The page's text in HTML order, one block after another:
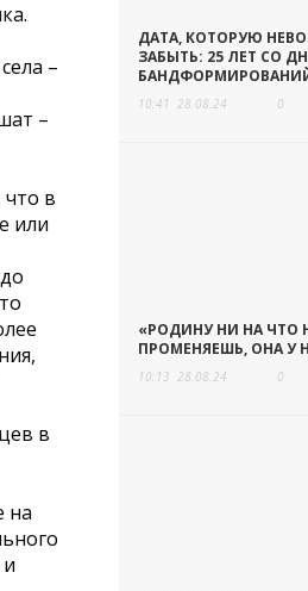
–
–
в
или
в
на
ДАТА, КОТОРУЮ
ЗАБЫТЬ: 25 ЛЕТ СО
10:41 28.08.24 0
«РОДИНУ НИ НА ЧТО
ПРОМЕНЯЕШЬ, ОНА У
10:13 28.08.24 0